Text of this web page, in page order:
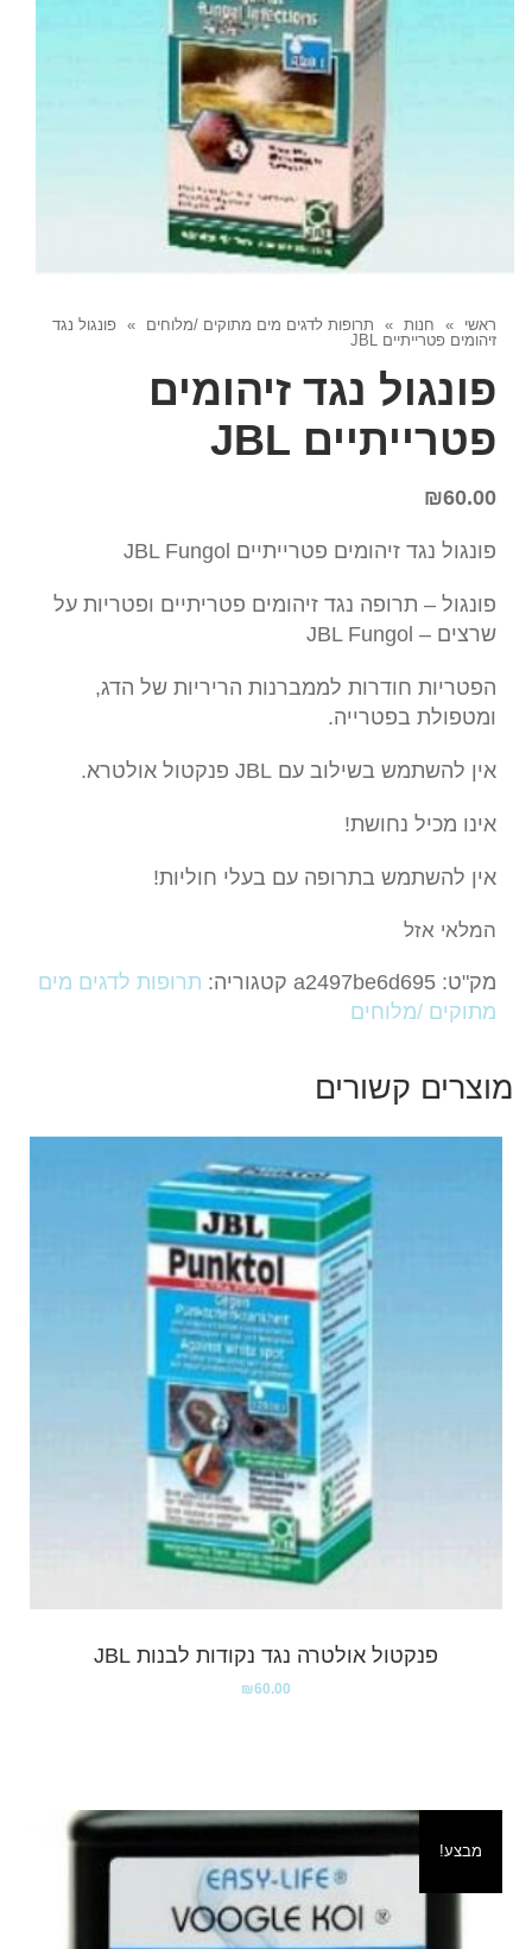
ראשי » חנות » תרופות לדגים מים מתוקים /מלוחים » פונגול נגד
זיהומים פטרייתיים JBL
פונגול נגד זיהומים
פטרייתיים JBL
₪60.00
פונגול נגד זיהומים פטרייתיים JBL Fungol
פונגול – תרופה נגד זיהומים פטריתיים ופטריות על
שרצים – JBL Fungol
הפטריות חודרות לממברנות הריריות של הדג,
ומטפולת בפטרייה.
אין להשתמש בשילוב עם JBL פנקטול אולטרא.
אינו מכיל נחושת!
אין להשתמש בתרופה עם בעלי חוליות!
המלאי אזל
מק"ט: a2497be6d695 קטגוריה: תרופות לדגים מים
מתוקים /מלוחים
מוצרים קשורים
פנקטול אולטרה נגד נקודות לבנות JBL
₪60.00
מבצע!